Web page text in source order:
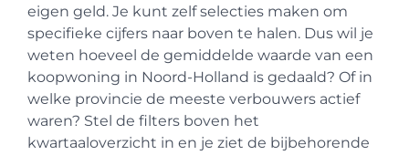
eigen geld. Je kunt zelf selecties maken om
specifieke cijfers naar boven te halen. Dus wil je
weten hoeveel de gemiddelde waarde van een
koopwoning in Noord-Holland is gedaald? Of in
welke provincie de meeste verbouwers actief
waren? Stel de filters boven het
kwartaaloverzicht in en je ziet de bijbehorende